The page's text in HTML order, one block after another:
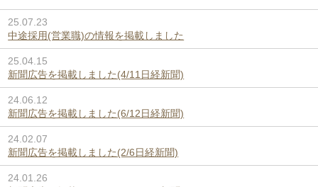
25.07.23
中途採用(営業職)の情報を掲載しました
25.04.15
新聞広告を掲載しました(4/11日経新聞)
24.06.12
新聞広告を掲載しました(6/12日経新聞)
24.02.07
新聞広告を掲載しました(2/6日経新聞)
24.01.26